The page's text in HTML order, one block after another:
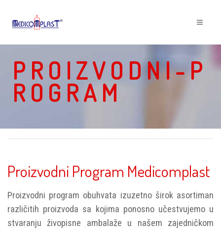
P R O I Z V O D N I - P
R O G R A M
Proizvodni Program Medicomplast
Proizvodni program obuhvata izuzetno širok asortiman
različitih proizvoda sa kojima ponosno učestvujemo u
stvaranju živopisne ambalaže u našem zajedničkom